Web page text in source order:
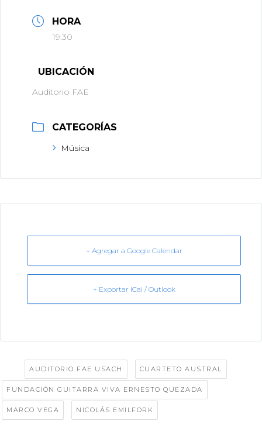
HORA
19:30
UBICACIÓN
Auditorio FAE
CATEGORÍAS
Música
+ Agregar a Google Calendar
+ Exportar iCal / Outlook
AUDITORIO FAE USACH CUARTETO AUSTRAL
FUNDACIÓN GUITARRA VIVA ERNESTO QUEZADA
MARCO VEGA NICOLÁS EMILFORK